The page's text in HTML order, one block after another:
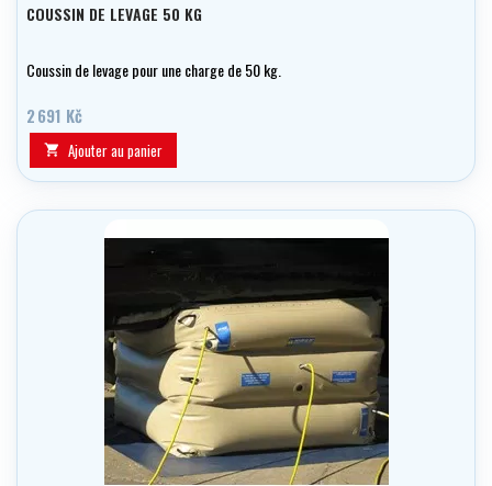
COUSSIN DE LEVAGE 50 KG
Coussin de levage pour une charge de 50 kg.
2 691 Kč
 Ajouter au panier